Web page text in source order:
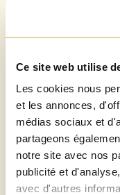
Ce site web utilise
Les cookies nous
et les annonces,
médias sociaux et
partageons
notre site avec nos
publicité et
avec d'autres